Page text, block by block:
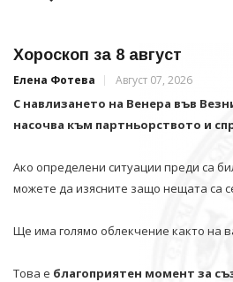
Хороскоп за 8 август
Елена Фотева Август 07, 2026
С навлизането на Венера във
насочва към партньорството и
Ако определени ситуации преди са
можете да изясните защо нещата са
Ще има голямо облекчение както на
Това е благоприятен момент за